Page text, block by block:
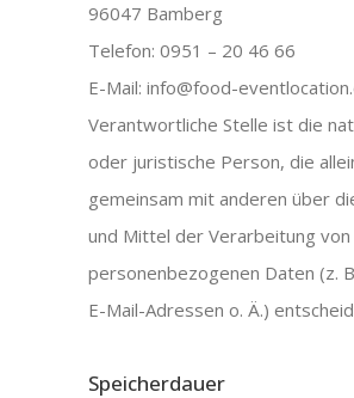
96047 Bamberg
Telefon: 0951 – 20 46 66
E-Mail: info@food-
Verantwortliche Stelle ist die
oder juristische Person, die
gemeinsam mit anderen über
und Mittel der Verarbeitung von
personenbezogenen Daten (z.
E-Mail-Adressen o. Ä.)
Speicherdauer